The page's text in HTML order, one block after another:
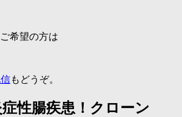
希望の方は
もどうぞ。
性腸疾患！クローン